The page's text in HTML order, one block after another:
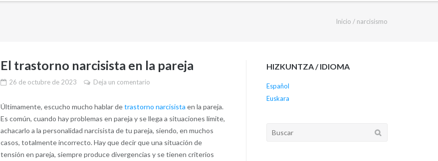
Inicio / narcisismo
El trastorno narcisista en la pareja
26 de octubre de 2023 Deja un comentario
Últimamente, escucho mucho hablar detrastorno narcisista en la pareja.
Es común, cuando hay problemas en pareja y se llega a situaciones límite,
achacarlo a la personalidad narcisista de tu pareja, siendo, en muchos
casos, totalmente incorrecto. Hay que decir que una situación de
tensión en pareja, siempre produce divergencias y se tienen criterios
HIZKUNTZA / IDIOMA
Español
Euskara
Buscar: